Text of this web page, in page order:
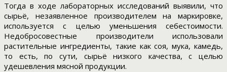
Тогда в ходе лабораторных исследований выявили, что
сырьё, незаявленное производителем на маркировке,
используется с целью уменьшения себестоимости.
Недобросовестные производители использовали
растительные ингредиенты, такие как соя, мука, камедь,
то есть, по сути, сырьё низкого качества, с целью
удешевления мясной продукции.